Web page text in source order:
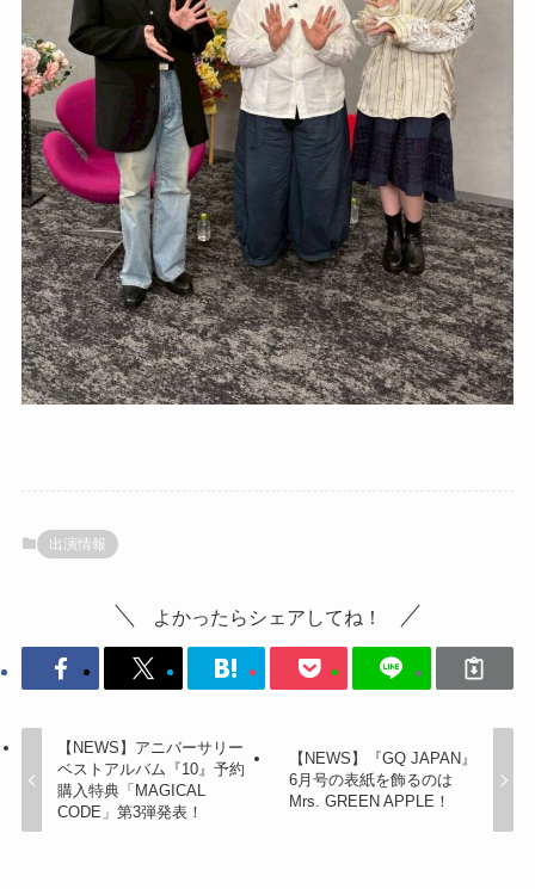
出演情報
よかったらシェアしてね！
【NEWS】アニバーサリー
ベストアルバム『10』予約
購入特典「MAGICAL
CODE」第3弾発表！
【NEWS】『GQ JAPAN』
6月号の表紙を飾るのは
Mrs. GREEN APPLE！